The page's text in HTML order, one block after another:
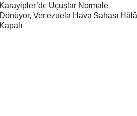
Karayipler’de Uçuşlar Normale
Dönüyor, Venezuela Hava Sahası Hâlâ
Kapalı